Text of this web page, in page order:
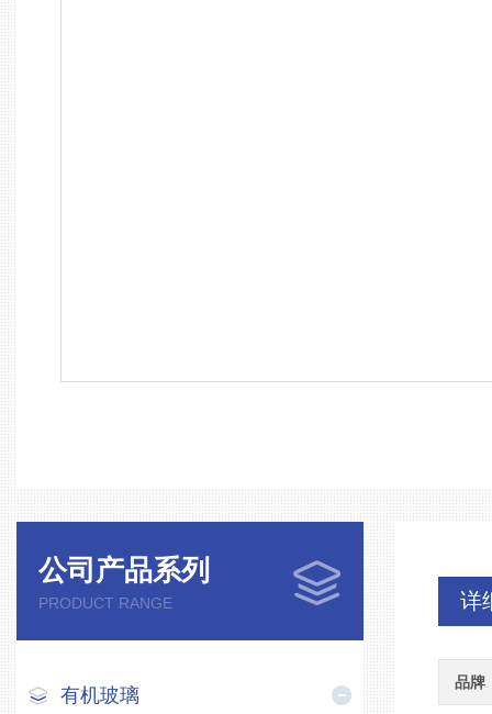
公司产品系列
PRODUCT RANGE
有机玻璃
详
品牌